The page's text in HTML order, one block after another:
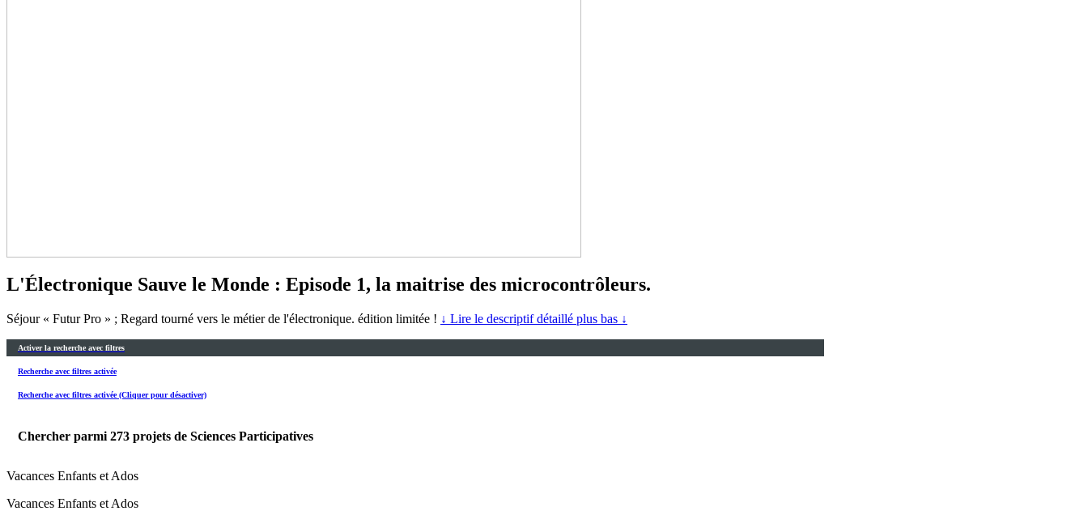
L'Électronique Sauve le Monde : Episode 1, la maitrise des microcontrôleurs.
Séjour « Futur Pro » ; Regard tourné vers le métier de l'électronique. édition limitée ! ↓ Lire le descriptif détaillé plus bas ↓
Activer la recherche avec filtres
Recherche avec filtres activée
Recherche avec filtres activée (Cliquer pour désactiver)
Chercher parmi 273 projets de Sciences Participatives
Vacances Enfants et Ados
Vacances Enfants et Ados